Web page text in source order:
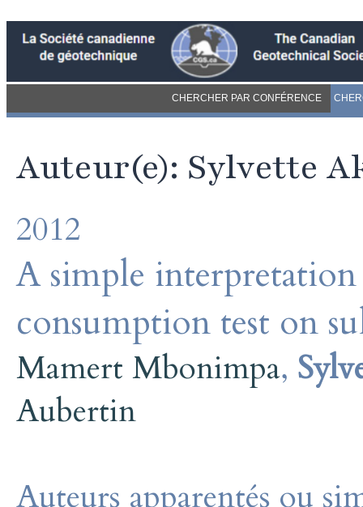
CHERCHER PAR CONFÉRENCE
Auteur(e): Sylvette
2012
A simple
consumption test on
Mamert Mbonimpa,
Aubertin
Auteurs apparentés ou